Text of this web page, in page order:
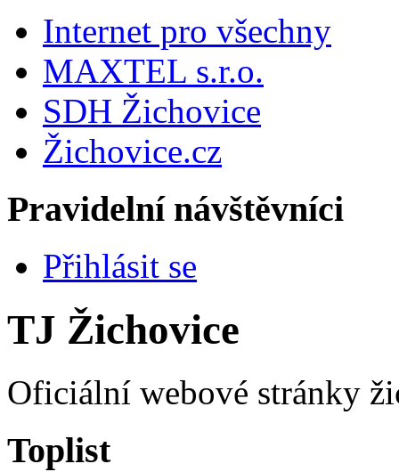
Internet pro všechny
MAXTEL s.r.o.
SDH Žichovice
Žichovice.cz
Pravidelní návštěvníci
Přihlásit se
TJ Žichovice
Oficiální webové stránky
Toplist